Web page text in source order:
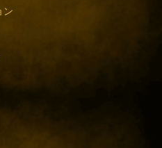
ン